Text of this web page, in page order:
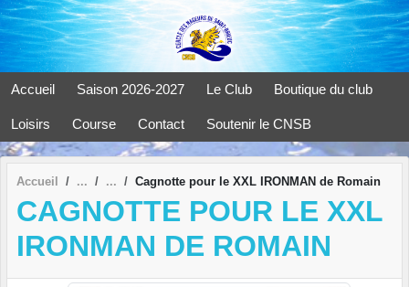
Accueil Saison 2026-2027 Le Club Boutique du club
Loisirs Course Contact Soutenir le CNSB
Accueil Cagnotte pour le XXL IRONMAN de Romain
CAGNOTTE POUR LE XXL
IRONMAN DE ROMAIN
Panneau de gestion des cookies